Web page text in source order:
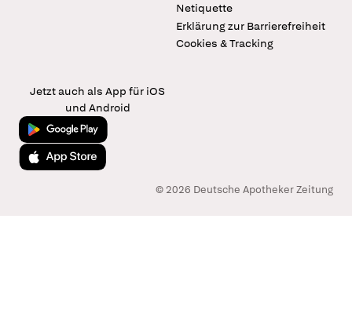
Netiquette
Erklärung zur Barrierefreiheit
Cookies & Tracking
Jetzt auch als App für iOS
und Android
Jetzt bei Google Play
Laden im App Store
© 2026 Deutsche Apotheker Zeitung